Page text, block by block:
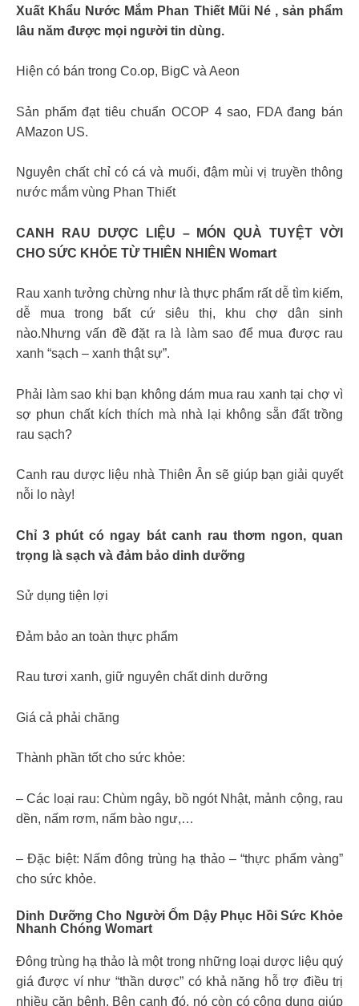
Xuất Khẩu Nước Mắm Phan Thiết Mũi Né , sản phẩm
lâu năm được mọi người tin dùng.
Hiện có bán trong Co.op, BigC và Aeon
Sản phẩm đạt tiêu chuẩn OCOP 4 sao, FDA đang bán
AMazon US.
Nguyên chất chỉ có cá và muối, đậm mùi vị truyền thông
nước mắm vùng Phan Thiết
CANH RAU DƯỢC LIỆU – MÓN QUÀ TUYỆT VỜI
CHO SỨC KHỎE TỪ THIÊN NHIÊN Womart
Rau xanh tưởng chừng như là thực phẩm rất dễ tìm kiếm,
dễ mua trong bất cứ siêu thị, khu chợ dân sinh
nào.Nhưng vấn đề đặt ra là làm sao để mua được rau
xanh “sạch – xanh thật sự”.
Phải làm sao khi bạn không dám mua rau xanh tại chợ vì
sợ phun chất kích thích mà nhà lại không sẵn đất trồng
rau sạch?
Canh rau dược liệu nhà Thiên Ân sẽ giúp bạn giải quyết
nỗi lo này!
Chỉ 3 phút có ngay bát canh rau thơm ngon, quan
trọng là sạch và đảm bảo dinh dưỡng
Sử dụng tiện lợi
Đảm bảo an toàn thực phẩm
Rau tươi xanh, giữ nguyên chất dinh dưỡng
Giá cả phải chăng
Thành phần tốt cho sức khỏe:
– Các loại rau: Chùm ngây, bồ ngót Nhật, mảnh cộng, rau
dền, nấm rơm, nấm bào ngư,…
– Đặc biệt: Nấm đông trùng hạ thảo – “thực phẩm vàng”
cho sức khỏe.
Dinh Dưỡng Cho Người Ốm Dậy Phục Hồi Sức Khỏe
Nhanh Chóng Womart
Đông trùng hạ thảo là một trong những loại dược liệu quý
giá được ví như “thần dược” có khả năng hỗ trợ điều trị
nhiều căn bệnh. Bên cạnh đó, nó còn có công dụng giúp